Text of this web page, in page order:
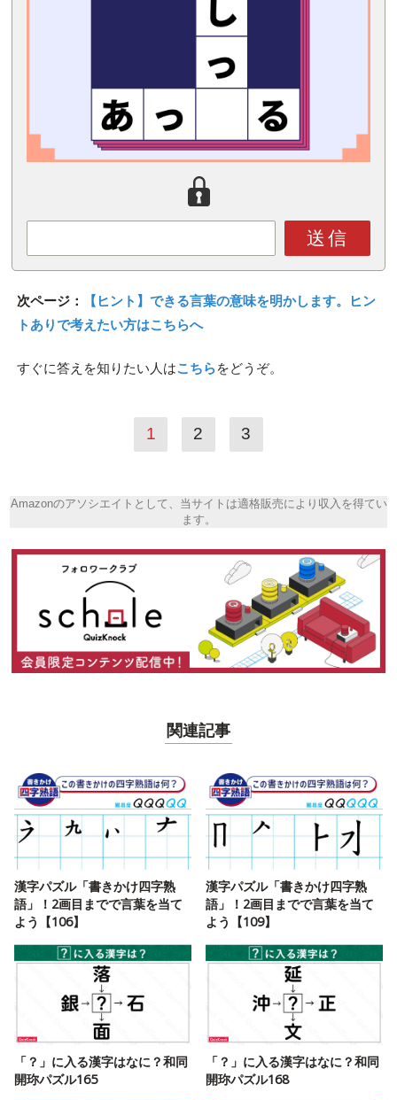
送信
次ページ：
【ヒント】できる言葉の意味を明かします。ヒン
トありで考えたい方はこちらへ
すぐに答えを知りたい人はこちらをどうぞ。
1 2 3
Amazonのアソシエイトとして、当サイトは適格販売により収入を得てい
ます。
関連記事
漢字パズル「書きかけ四字熟
語」！2画目までで言葉を当て
よう【106】
漢字パズル「書きかけ四字熟
語」！2画目までで言葉を当て
よう【109】
「？」に入る漢字はなに？和同
開珎パズル165
「？」に入る漢字はなに？和同
開珎パズル168